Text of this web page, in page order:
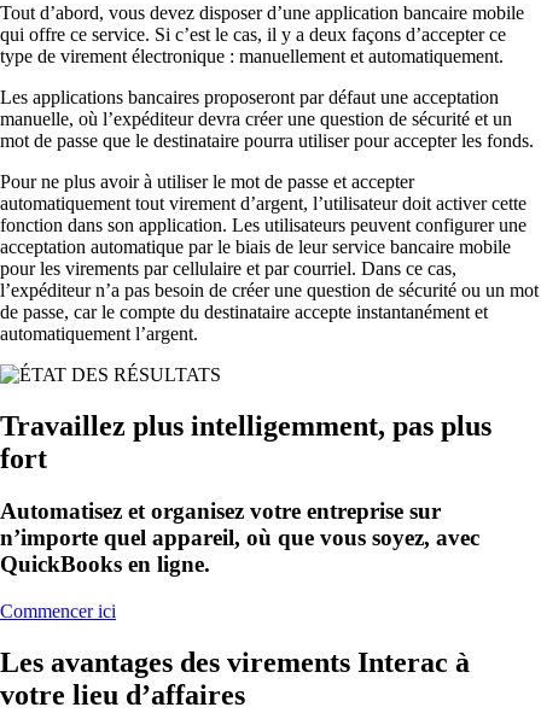
Tout d’abord, vous devez disposer d’une application bancaire mobile
qui offre ce service. Si c’est le cas, il y a deux façons d’accepter ce
type de virement électronique : manuellement et automatiquement.
Les applications bancaires proposeront par défaut une acceptation
manuelle, où l’expéditeur devra créer une question de sécurité et un
mot de passe que le destinataire pourra utiliser pour accepter les fonds.
Pour ne plus avoir à utiliser le mot de passe et accepter
automatiquement tout virement d’argent, l’utilisateur doit activer cette
fonction dans son application. Les utilisateurs peuvent configurer une
acceptation automatique par le biais de leur service bancaire mobile
pour les virements par cellulaire et par courriel. Dans ce cas,
l’expéditeur n’a pas besoin de créer une question de sécurité ou un mot
de passe, car le compte du destinataire accepte instantanément et
automatiquement l’argent.
Travaillez plus intelligemment, pas plus
fort
Automatisez et organisez votre entreprise sur
n’importe quel appareil, où que vous soyez, avec
QuickBooks en ligne.
Commencer ici
Les avantages des virements Interac à
votre lieu d’affaires